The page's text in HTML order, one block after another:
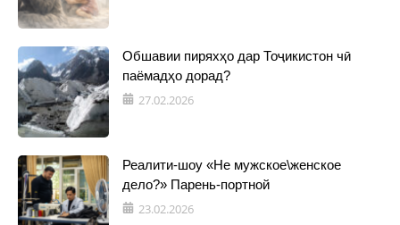
Обшавии пиряхҳо дар Тоҷикистон чӣ
паёмадҳо дорад?
27.02.2026
Реалити-шоу «Не мужское\женское
дело?» Парень-портной
23.02.2026